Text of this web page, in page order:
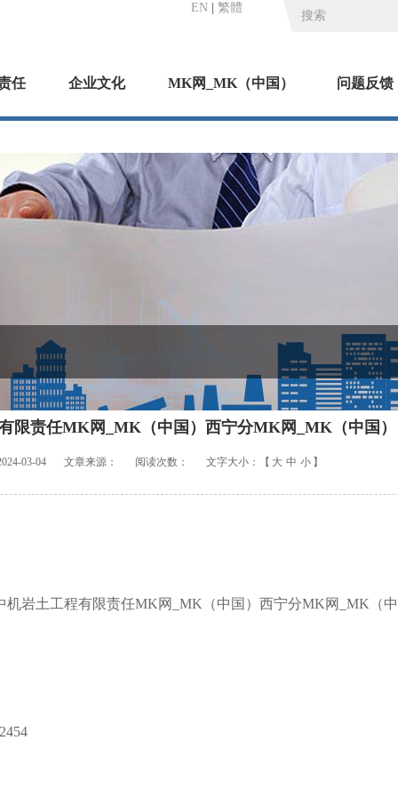
EN 繁體
任 企业文化 MK网_MK（中国） 问题反馈
限责任MK网_MK（中国）西宁分MK网_MK（中国）
03-04 文章来源： 阅读次数： 文字大小：【 大 中 小 】
机岩土工程有限责任MK网_MK（中国）西宁分MK网_MK（